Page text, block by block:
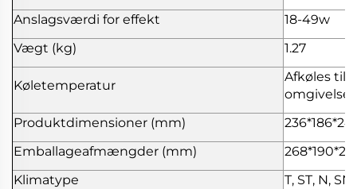
Anslagsværdi for effekt
18-49w
Vægt (kg)
1.27
Køletemperatur
Afkøles til
Produktdimensioner (mm)
Emballageafmængder (mm)
Klimatype
T, ST, N, SN